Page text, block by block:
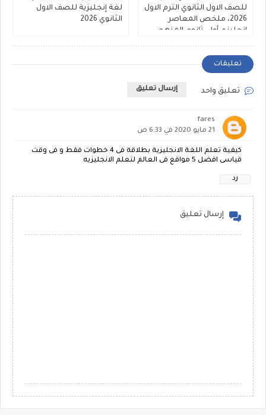
للصف الاول الثانوي الترم الاول
2026، ملخص المعاصر
انجليزي أولى ثانوي المنهج
لغة إنجليزية للصف الاول
الثانوي 2026
تعليقات
تعليق واحد إرسال تعليق
fares
21 مايو 2020 في 6:33 ص
كيفية تعلم اللغة الانجليزية بطلاقة فى 4 خطوات فقط و فى وقت
قياسى افضل 5 مواقع فى العالم لتعلم الانجليزيه
رد
إرسال تعليق